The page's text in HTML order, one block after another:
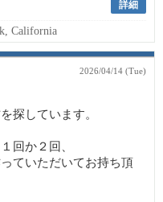
詳細
California
2026/04/14 (Tue)
探しています。
回か２回、
ていただいてお持ち頂